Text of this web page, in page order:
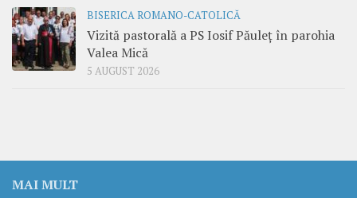
BISERICA ROMANO-CATOLICĂ
Vizită pastorală a PS Iosif Păuleț în parohia
Valea Mică
5 AUGUST 2026
MAI MULT